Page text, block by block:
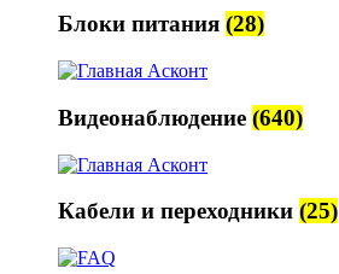
Блоки питания (28)
Видеонаблюдение (640)
Кабели и переходники (25)